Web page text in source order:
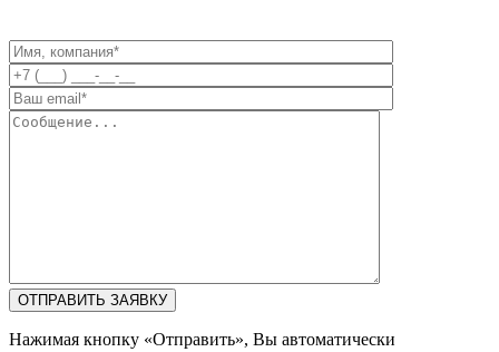
Нажимая кнопку «Отправить», Вы автоматически